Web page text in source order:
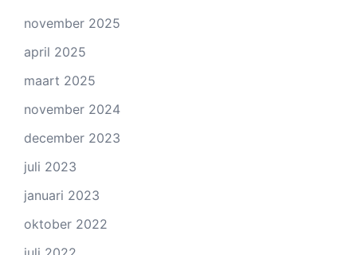
november 2025
april 2025
maart 2025
november 2024
december 2023
juli 2023
januari 2023
oktober 2022